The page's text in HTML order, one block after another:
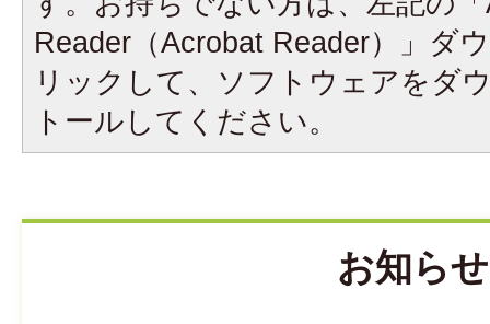
Reader（Acrobat Reader）」ダ
リックして、ソフトウェアをダ
トールしてください。
お知らせ